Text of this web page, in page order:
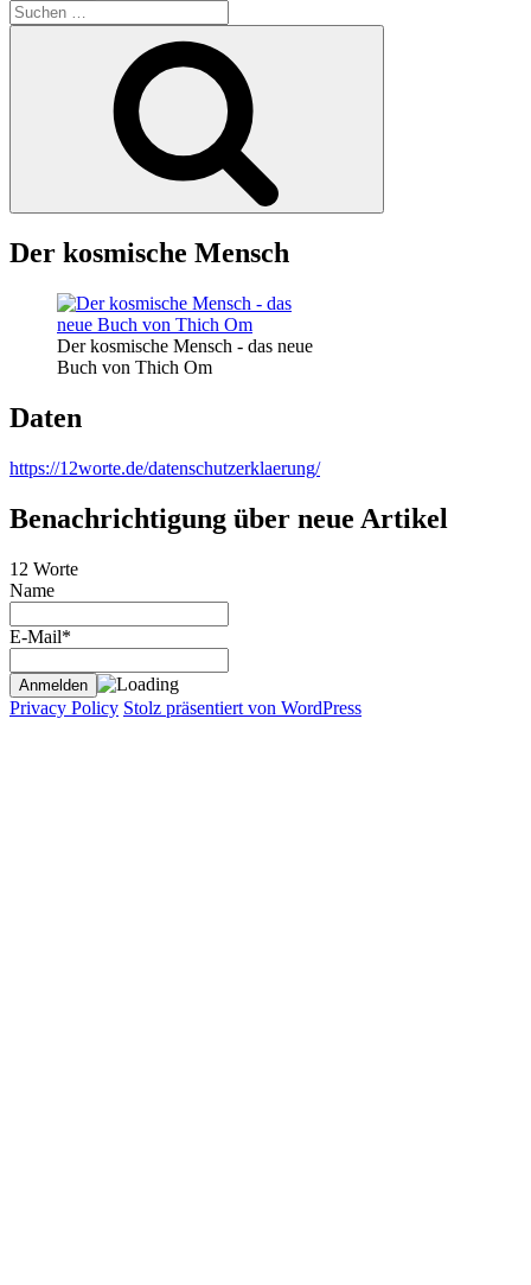
Suche
nach:
Der kosmische Mensch
Der kosmische Mensch - das neue
Buch von Thich Om
Daten
https://12worte.de/datenschutzerklaerung/
Benachrichtigung über neue Artikel
12 Worte
Name
E-Mail*
Privacy Policy Stolz präsentiert von WordPress